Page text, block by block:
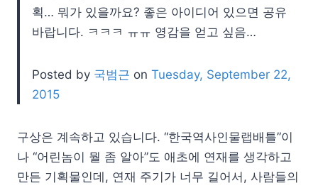
획… 뭐가 있을까요? 좋은 아이디어 있으면 공유
바랍니다. ㅋㅋㅋ ㅠㅠ 영감을 얻고 싶음…
Posted by 국범근 on Tuesday, September 22,
2015
구상은 계속하고 있습니다. “한국역사인물랩배틀”이
나 “어린놈이 뭘 좀 알아”도 애초에 연재를 생각하고
만든 기획물인데, 연재 주기가 너무 길어서, 사람들의